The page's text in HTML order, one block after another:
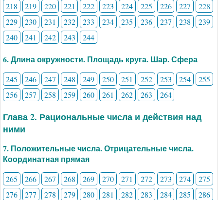
218 219 220 221 222 223 224 225 226 227
228
229
230 231 232 233 234 235 236 237 238
239
240
241 242 243 244
6. Длина окружности. Площадь круга. Шар. Сфера
245 246 247 248 249 250 251 252 253 254
255
256
257 258 259 260 261 262 263 264
Глава 2. Рациональные числа и действия над
ними
7. Положительные числа. Отрицательные числа.
Координатная прямая
265 266 267 268 269 270 271 272 273 274
275
276
277 278 279 280 281 282 283 284 285
286